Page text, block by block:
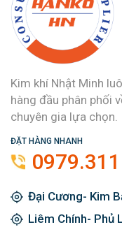
Kim khí Nhật Minh
hàng đầu phân phối
chuyên gia lựa chọn.
ĐẶT HÀNG NHANH
Đại Cương- Kim
Liêm Chính- Phủ